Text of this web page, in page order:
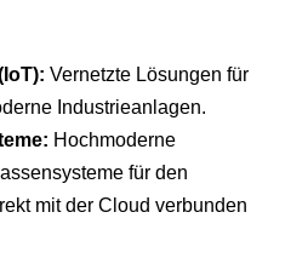
Vernetzte Lösungen für
Industrieanlagen.
Hochmoderne
für den
mit der Cloud verbunden